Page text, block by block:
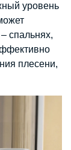
уровень
спальнях,
плесени,